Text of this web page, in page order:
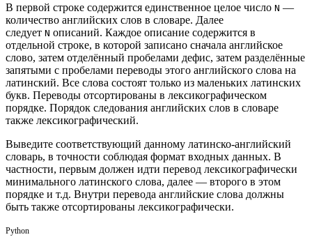
В первой строке содержится единственное целое число N —
количество английских слов в словаре. Далее
следует N описаний. Каждое описание содержится в
отдельной строке, в которой записано сначала английское
слово, затем отделённый пробелами дефис, затем разделённые
запятыми с пробелами переводы этого английского слова на
латинский. Все слова состоят только из маленьких латинских
букв. Переводы отсортированы в лексикографическом
порядке. Порядок следования английских слов в словаре
также лексикографический.
Выведите соответствующий данному латинско-английский
словарь, в точности соблюдая формат входных данных. В
частности, первым должен идти перевод лексикографически
минимального латинского слова, далее — второго в этом
порядке и т.д. Внутри перевода английские слова должны
быть также отсортированы лексикографически.
Python